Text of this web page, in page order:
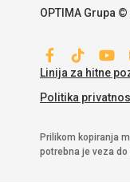
OPTIMA Grupa ©
Linija za hitne
Politika
Prilikom kopiranja
potrebna je veza